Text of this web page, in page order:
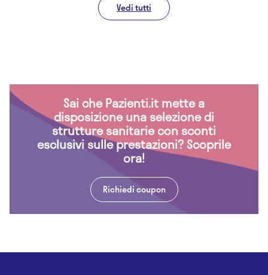
Vedi tutti
Sai che Pazienti.it mette a
disposizione una selezione di
strutture sanitarie con sconti
esclusivi sulle prestazioni? Scoprile
ora!
Richiedi coupon